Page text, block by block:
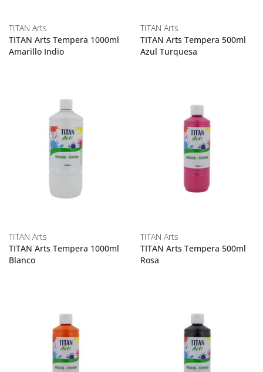
TITAN Arts
TITAN Arts Tempera 1000ml
Amarillo Indio
TITAN Arts
TITAN Arts Tempera 500ml
Azul Turquesa
TITAN Arts
TITAN Arts Tempera 1000ml
Blanco
TITAN Arts
TITAN Arts Tempera 500ml
Rosa